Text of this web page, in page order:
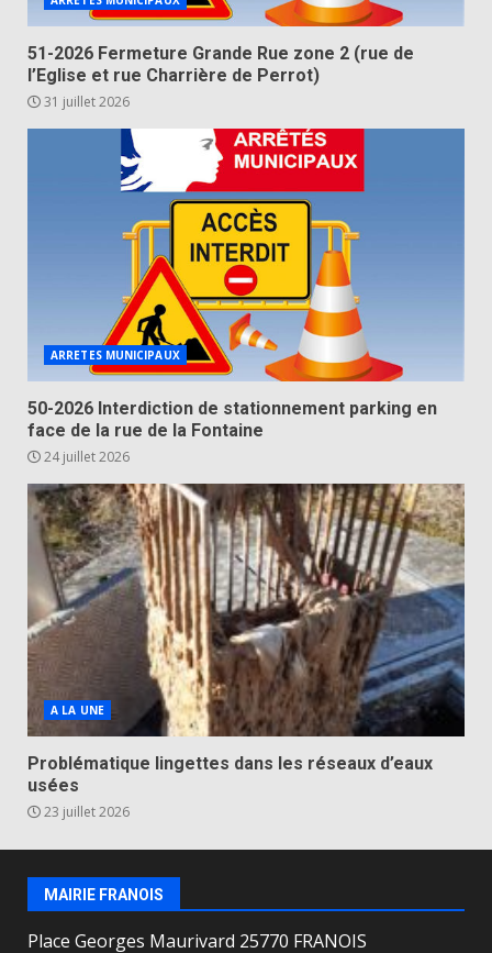
51-2026 Fermeture Grande Rue zone 2 (rue de
l’Eglise et rue Charrière de Perrot)
31 juillet 2026
ARRETES MUNICIPAUX
50-2026 Interdiction de stationnement parking en
face de la rue de la Fontaine
24 juillet 2026
A LA UNE
Problématique lingettes dans les réseaux d’eaux
usées
23 juillet 2026
MAIRIE FRANOIS
Place Georges Maurivard 25770 FRANOIS